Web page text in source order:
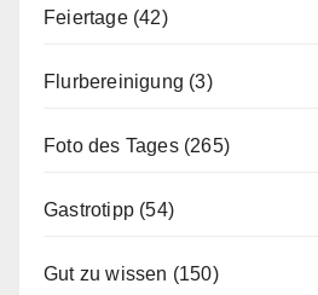
Feiertage(42)
Flurbereinigung (3)
Foto des Tages(265)
Gastrotipp (54)
Gut zu wissen (150)